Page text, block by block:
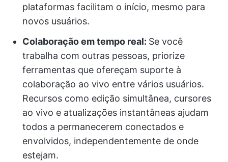
plataformas facilitam o início, mesmo para
novos usuários.
Colaboração em tempo real: Se você
trabalha com outras pessoas, priorize
ferramentas que ofereçam suporte à
colaboração ao vivo entre vários usuários.
Recursos como edição simultânea, cursores
ao vivo e atualizações instantâneas ajudam
todos a permanecerem conectados e
envolvidos, independentemente de onde
estejam.